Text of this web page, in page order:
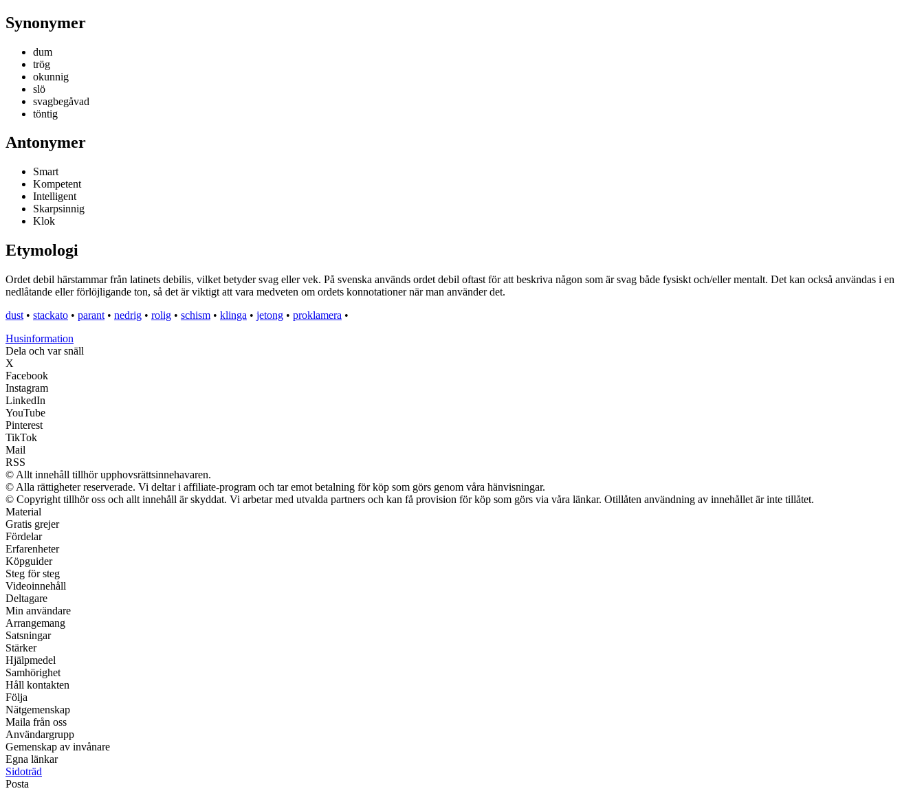
Synonymer
dum
trög
okunnig
slö
svagbegåvad
töntig
Antonymer
Smart
Kompetent
Intelligent
Skarpsinnig
Klok
Etymologi
Ordet debil härstammar från latinets debilis, vilket betyder svag eller vek. På svenska används ordet debil oftast för att beskriva någon som är svag både fysiskt och/eller mentalt. Det kan också användas i en
nedlåtande eller förlöjligande ton, så det är viktigt att vara medveten om ordets konnotationer när man använder det.
dust • stackato • parant • nedrig • rolig • schism • klinga • jetong • proklamera •
Husinformation
Dela och var snäll
X
Facebook
Instagram
LinkedIn
YouTube
Pinterest
TikTok
Mail
RSS
© Allt innehåll tillhör upphovsrättsinnehavaren.
© Alla rättigheter reserverade. Vi deltar i affiliate-program och tar emot betalning för köp som görs genom våra hänvisningar.
© Copyright tillhör oss och allt innehåll är skyddat. Vi arbetar med utvalda partners och kan få provision för köp som görs via våra länkar. Otillåten användning av innehållet är inte tillåtet.
Material
Gratis grejer
Fördelar
Erfarenheter
Köpguider
Steg för steg
Videoinnehåll
Deltagare
Min användare
Arrangemang
Satsningar
Stärker
Hjälpmedel
Samhörighet
Håll kontakten
Följa
Nätgemenskap
Maila från oss
Användargrupp
Gemenskap av invånare
Egna länkar
Sidoträd
Posta